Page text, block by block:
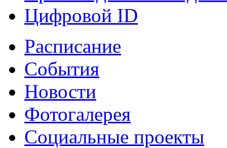
Цифровой ID
Расписание
События
Новости
Фотогалерея
Социальные проекты